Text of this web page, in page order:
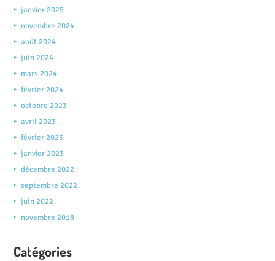
janvier 2025
novembre 2024
août 2024
juin 2024
mars 2024
février 2024
octobre 2023
avril 2023
février 2023
janvier 2023
décembre 2022
septembre 2022
juin 2022
novembre 2018
Catégories